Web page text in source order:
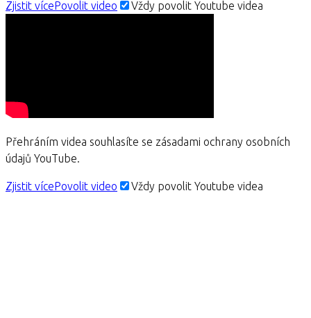
Zjistit vícePovolit video Vždy povolit Youtube videa
Přehráním videa souhlasíte se zásadami ochrany osobních
údajů YouTube.
Zjistit vícePovolit video Vždy povolit Youtube videa